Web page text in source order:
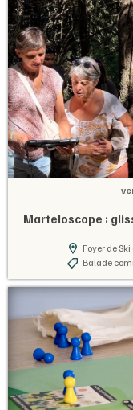
Marteloscope :
Foyer de
Balade